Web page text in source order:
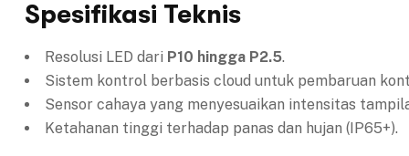
Spesifikasi Teknis
Resolusi LED dari P10 hingga P2.5.
Sistem kontrol berbasis cloud untuk pembaruan
Sensor cahaya yang menyesuaikan intensitas
Ketahanan tinggi terhadap panas dan hujan (IP65+).